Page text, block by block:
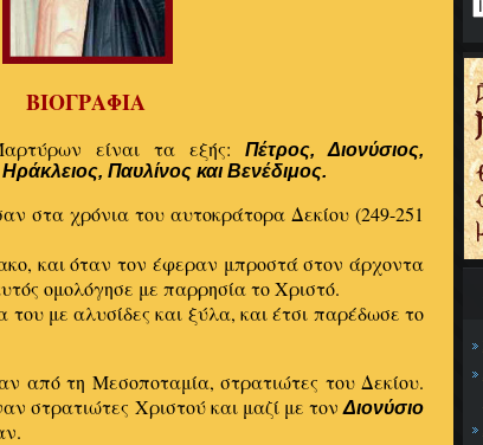
ΒΙΟΓΡΑΦΙΑ
είναι τα εξής:
Πέτρος, Διονύσιος,
Παυλίνος και Βενέδιμος.
στα χρόνια του αυτοκράτορα Δεκίου (249-251
και όταν τον έφεραν μπροστά στον άρχοντα
ομολόγησε με παρρησία το Χριστό.
με αλυσίδες και ξύλα, και έτσι παρέδωσε το
από τη Μεσοποταμία, στρατιώτες του Δεκίου.
στρατιώτες Χριστού και μαζί με τονΔιονύσιο